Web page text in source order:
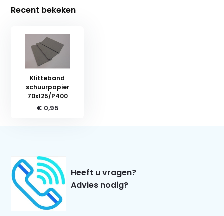
Recent bekeken
Klitteband
schuurpapier
70x125/P400
€ 0,95
Heeft u vragen?
Advies nodig?